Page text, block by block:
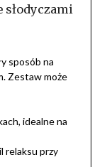
sposób na
Zestaw może
idealne na
relaksu przy